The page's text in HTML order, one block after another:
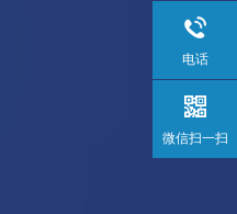
电话
微信扫一扫